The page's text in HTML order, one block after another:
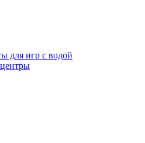
для игр с водой